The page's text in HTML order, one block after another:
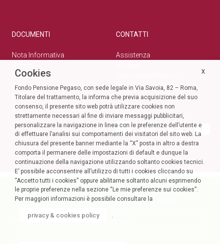
DOCUMENTI
Nota Informativa
Normativa
Bilanci
Modulistica
Circolari
CONTATTI
Assistenza
Privacy e cookie policy
SOCIAL
Accedi alla tua Area Riservata
X
Cookies
Fondo Pensione Pegaso, con sede legale in Via Savoia, 82 – Roma,
Titolare del trattamento, la informa che previa acquisizione del suo
consenso, il presente sito web potrà utilizzare cookies non
strettamente necessari al fine di inviare messaggi pubblicitari,
personalizzare la navigazione in linea con le preferenze dell’utente e
di effettuare l’analisi sui comportamenti dei visitatori del sito web. La
chiusura del presente banner mediante la “X” posta in altro a destra
comporta il permanere delle impostazioni di default e dunque la
continuazione della navigazione utilizzando soltanto cookies tecnici.
E’ possibile acconsentire all’utilizzo di tutti i cookies cliccando su
“Accetto tutti i cookies” oppure abilitarne soltanto alcuni esprimendo
le proprie preferenze nella sezione “Le mie preferenze sui cookies”.
Per maggiori informazioni è possibile consultare la
privacy & cookies policy .